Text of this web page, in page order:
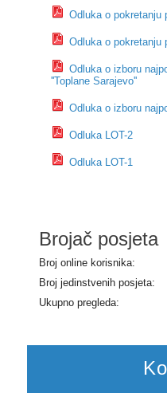
Odluka o pokretanju
Odluka o pokretanju
Odluka o izboru
''Toplane Sarajevo''
Odluka o izboru
Odluka LOT-2
Odluka LOT-1
Brojač posjeta
Broj online korisnika:
Broj jedinstvenih posjeta:
Ukupno pregleda: